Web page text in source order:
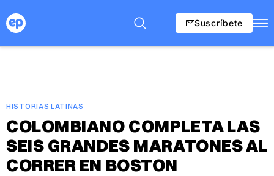
Suscríbete
HISTORIAS LATINAS
COLOMBIANO COMPLETA LAS
SEIS GRANDES MARATONES AL
CORRER EN BOSTON